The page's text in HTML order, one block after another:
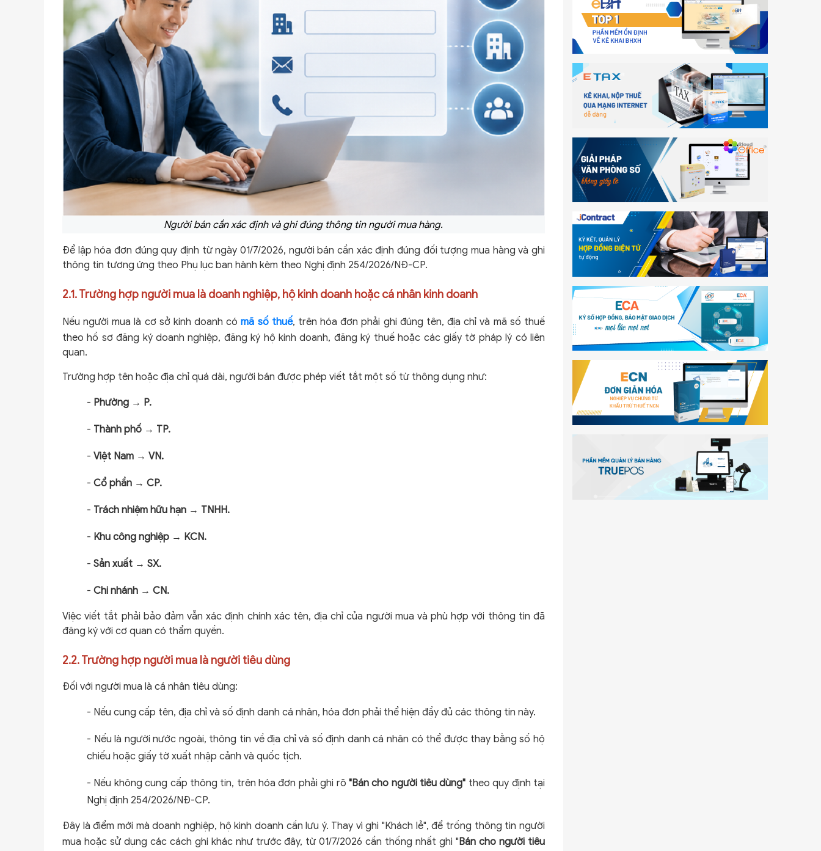
Người bán cần xác định và ghi đúng thông tin người mua hàng.
Để lập hóa đơn đúng quy định từ ngày 01/7/2026, người bán cần xác định đúng đối tượng mua hàng và ghi
thông tin tương ứng theo Phụ lục ban hành kèm theo Nghị định 254/2026/NĐ-CP.
2.1. Trường hợp người mua là doanh nghiệp, hộ kinh doanh hoặc cá nhân kinh doanh
Nếu người mua là cơ sở kinh doanh cómã số thuế, trên hóa đơn phải ghi đúng tên, địa chỉ và mã số thuế
theo hồ sơ đăng ký doanh nghiệp, đăng ký hộ kinh doanh, đăng ký thuế hoặc các giấy tờ pháp lý có liên
quan.
Trường hợp tên hoặc địa chỉ quá dài, người bán được phép viết tắt một số từ thông dụng như:
- Phường → P.
- Thành phố → TP.
- Việt Nam → VN.
- Cổ phần → CP.
- Trách nhiệm hữu hạn → TNHH.
- Khu công nghiệp → KCN.
- Sản xuất → SX.
- Chi nhánh → CN.
Việc viết tắt phải bảo đảm vẫn xác định chính xác tên, địa chỉ của người mua và phù hợp với thông tin đã
đăng ký với cơ quan có thẩm quyền.
2.2. Trường hợp người mua là người tiêu dùng
Đối với người mua là cá nhân tiêu dùng:
- Nếu cung cấp tên, địa chỉ và số định danh cá nhân, hóa đơn phải thể hiện đầy đủ các thông tin này.
- Nếu là người nước ngoài, thông tin về địa chỉ và số định danh cá nhân có thể được thay bằng số hộ
chiếu hoặc giấy tờ xuất nhập cảnh và quốc tịch.
- Nếu không cung cấp thông tin, trên hóa đơn phải ghi rõ "Bán cho người tiêu dùng" theo quy định tại
Nghị định 254/2026/NĐ-CP.
Đây là điểm mới mà doanh nghiệp, hộ kinh doanh cần lưu ý. Thay vì ghi "Khách lẻ", để trống thông tin người
mua hoặc sử dụng các cách ghi khác như trước đây, từ 01/7/2026 cần thống nhất ghi "Bán cho người tiêu